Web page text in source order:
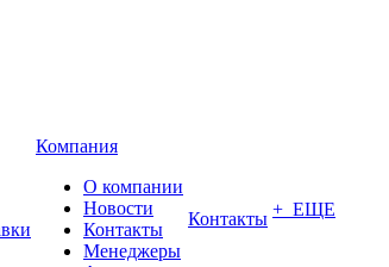
Компания
О компании
Новости
Контакты
Менеджеры
Контакты + ЕЩЕ